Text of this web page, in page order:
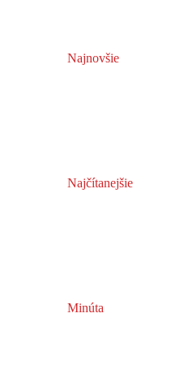
Najnovšie
Najčítanejšie
Minúta